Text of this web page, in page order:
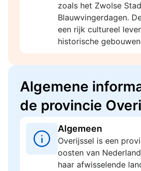
zoals het Zwolse
Blauwvingerdagen.
een rijk cultureel
historische
Algemene
de provincie
Algemeen
Overijssel is een
oosten van
haar afwisselende